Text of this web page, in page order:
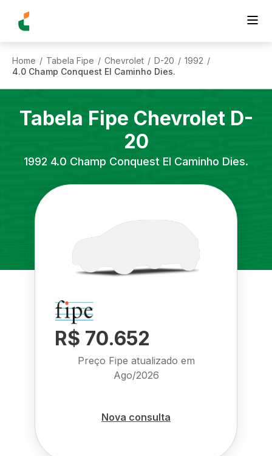
Home / Tabela Fipe / Chevrolet / D-20 / 1992 /
4.0 Champ Conquest El Caminho Dies.
Tabela Fipe Chevrolet D-
20
1992 4.0 Champ Conquest El Caminho Dies.
R$ 70.652
Preço Fipe atualizado em
Ago/2026
Nova consulta